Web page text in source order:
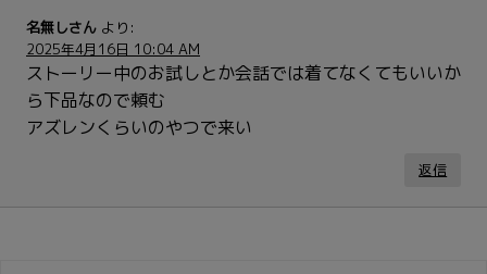
名無しさん より:
2025年4月16日 10:04 AM
ストーリー中のお試しとか会話では着てなくてもいいか
ら下品なので頼む
アズレンくらいのやつで来い
返信